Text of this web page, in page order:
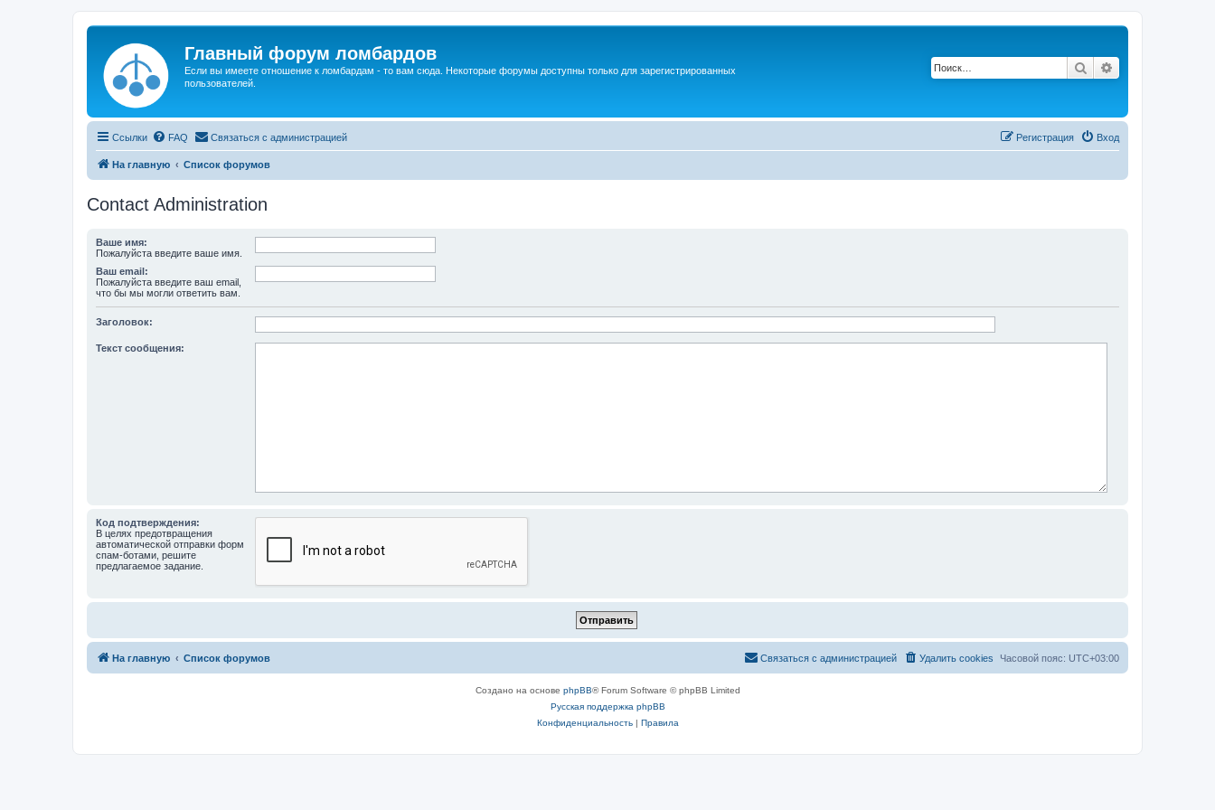
Главный форум ломбардов
Если вы имеете отношение к ломбардам - то вам сюда. Некоторые форумы доступны только для зарегистрированных
пользователей.
Поиск
Ссылки FAQ Связаться с администрацией Вход
Регистрация
На главную Список форумов
Contact Administration
Ваше имя:
Пожалуйста введите ваше имя.
Ваш email:
Пожалуйста введите ваш email,
что бы мы могли ответить вам.
Заголовок:
Текст сообщения:
Код подтверждения:
В целях предотвращения
автоматической отправки форм
спам-ботами, решите
предлагаемое задание.
На главную Список форумов Часовой пояс: UTC+03:00
Удалить cookies
Связаться с администрацией
Создано на основе phpBB® Forum Software © phpBB Limited
Русская поддержка phpBB
Конфиденциальность| Правила